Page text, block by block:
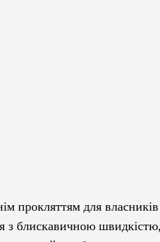
прокляттям для
з блискавичною